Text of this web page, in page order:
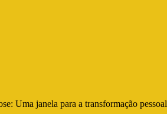
Uma janela para a transformação pessoal